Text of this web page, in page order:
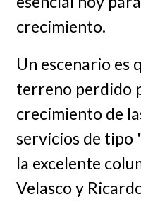
crecimiento.
Un escenario es
terreno perdido
crecimiento de
servicios de tipo
la excelente
Velasco y